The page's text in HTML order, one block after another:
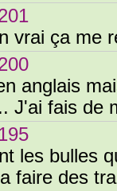
vrai ça me
anglais
J'ai fais de
les bulles
faire des